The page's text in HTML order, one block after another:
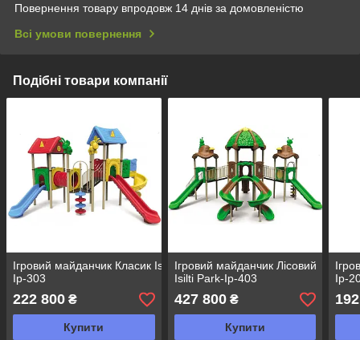
Повернення товару впродовж 14 днів за домовленістю
Всі умови повернення
Подібні товари компанії
Ігровий майданчик Класик Isilti Park-
Iр-303
222 800 ₴
Купити
Ігровий майданчик Лісовий
Isilti Park-Iр-403
427 800₴
Купити
Iр-